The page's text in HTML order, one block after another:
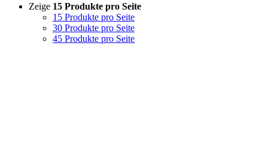
Zeige 15 Produkte pro Seite
15 Produkte pro Seite
30 Produkte pro Seite
45 Produkte pro Seite